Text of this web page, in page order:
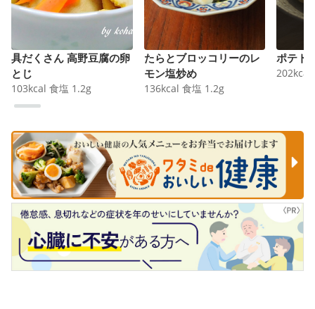
具だくさん 高野豆腐の卵
とじ
103kcal 食塩 1.2g
たらとブロッコリーのレ
モン塩炒め
136kcal 食塩 1.2g
ポテト
202kcal